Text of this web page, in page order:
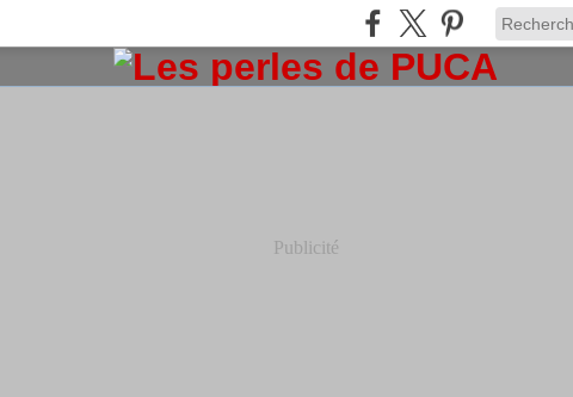
Publicité